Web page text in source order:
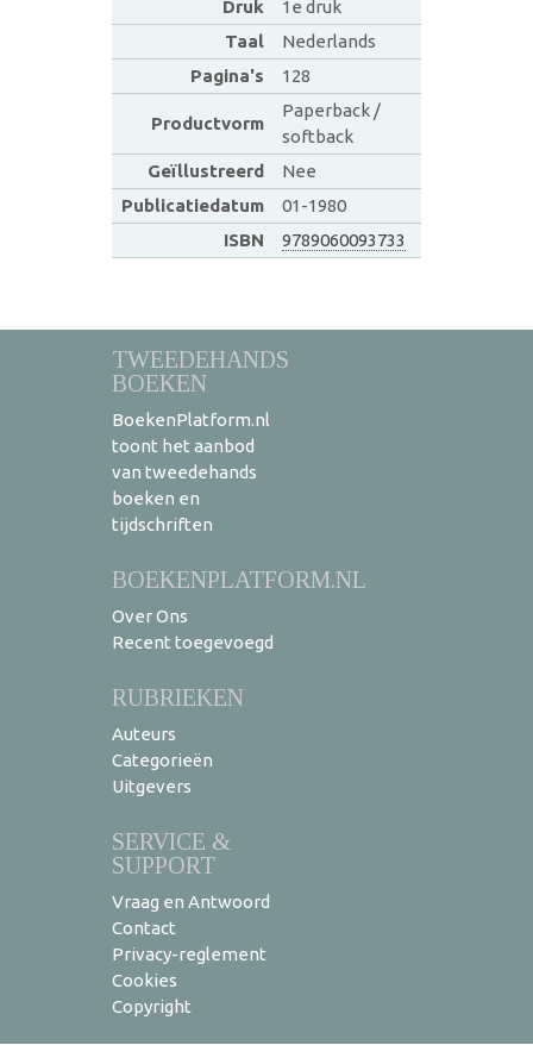
Druk
1e druk
Taal
Nederlands
Pagina's
128
Productvorm
Paperback /
softback
Geïllustreerd
Nee
Publicatiedatum
01-1980
ISBN
9789060093733
TWEEDEHANDS
BOEKEN
BoekenPlatform.nl
toont het aanbod
van tweedehands
boeken en
tijdschriften
BOEKENPLATFORM.NL
Over Ons
Recent toegevoegd
RUBRIEKEN
Auteurs
Categorieën
Uitgevers
SERVICE &
SUPPORT
Vraag en Antwoord
Contact
Privacy-reglement
Cookies
Copyright